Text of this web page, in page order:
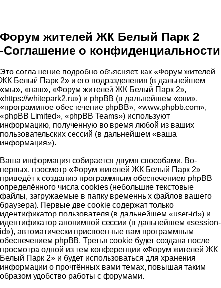
Форум жителей ЖК Белый Парк 2
-Соглашение о конфиденциальности
Это соглашение подробно объясняет, как «Форум жителей
ЖК Белый Парк 2» и его подразделения (в дальнейшем
«мы», «наш», «Форум жителей ЖК Белый Парк 2»,
«https://whitepark2.ru») и phpBB (в дальнейшем «они»,
«программное обеспечение phpBB», «www.phpbb.com»,
«phpBB Limited», «phpBB Teams») используют
информацию, полученную во время любой из ваших
пользовательских сессий (в дальнейшем «ваша
информация»).
Ваша информация собирается двумя способами. Во-
первых, просмотр «Форум жителей ЖК Белый Парк 2»
приведёт к созданию программным обеспечением phpBB
определённого числа cookies (небольшие текстовые
файлы, загружаемые в папку временных файлов вашего
браузера). Первые две cookie содержат только
идентификатор пользователя (в дальнейшем «user-id») и
идентификатор анонимной сессии (в дальнейшем «session-
id»), автоматически присвоенные вам программным
обеспечением phpBB. Третья cookie будет создана после
просмотра одной из тем конференции «Форум жителей ЖК
Белый Парк 2» и будет использоваться для хранения
информации о прочтённых вами темах, повышая таким
образом удобство работы с форумами.